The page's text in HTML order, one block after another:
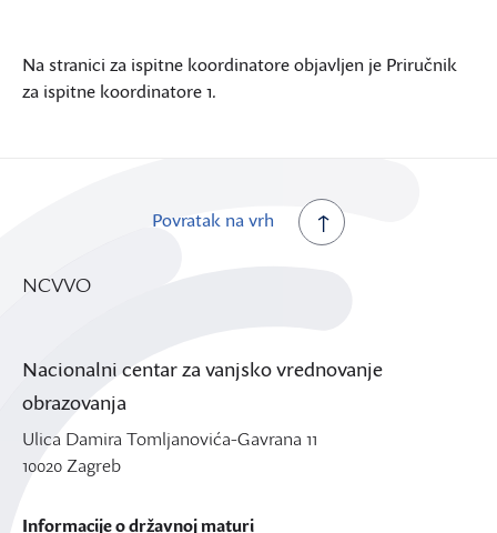
Na stranici za ispitne koordinatore objavljen je Priručnik
za ispitne koordinatore 1.
Povratak na vrh
NCVVO
Nacionalni centar za vanjsko vrednovanje
obrazovanja
Ulica Damira Tomljanovića-Gavrana 11
10020 Zagreb
Informacije o državnoj maturi